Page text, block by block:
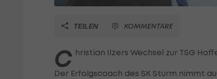
TEILEN KOMMENTARE
C hristian Ilzers Wechsel zur TSG
Der Erfolgscoach des SK Sturm nimmt